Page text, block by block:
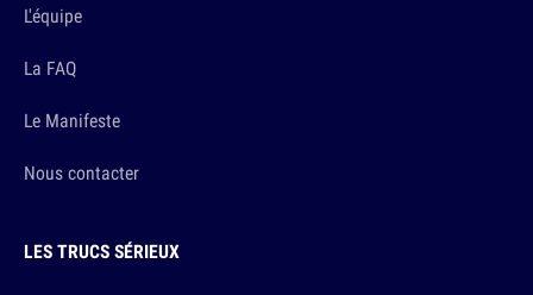
L'équipe
La FAQ
Le Manifeste
Nous contacter
LES TRUCS SÉRIEUX